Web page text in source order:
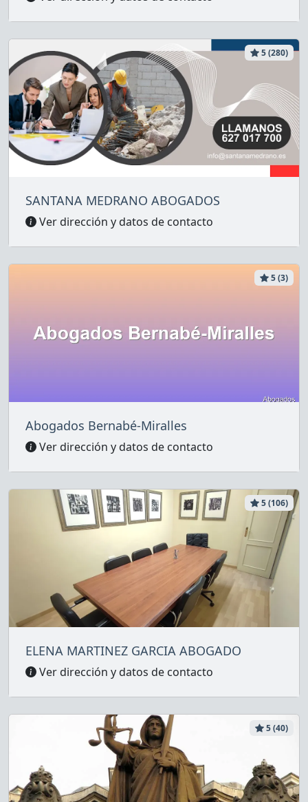
5 (280)
SANTANA MEDRANO ABOGADOS
Ver dirección y datos de contacto
5 (3)
Abogados Bernabé-Miralles
Ver dirección y datos de contacto
5 (106)
ELENA MARTINEZ GARCIA ABOGADO
Ver dirección y datos de contacto
5 (40)